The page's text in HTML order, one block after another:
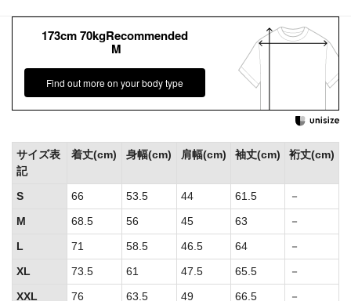
サイズ表
記
着丈(cm) 身幅(cm) 肩幅(cm) 袖丈(cm) 裄丈(cm)
S 66 53.5 44 61.5
－
M
68.5 56 45 63
－
L
71 58.5 46.5 64
－
XL
73.5 61 47.5 65.5
－
XXL
76 63.5 49 66.5 －
173cm 70kgRecommended
M
Find out more on your body type